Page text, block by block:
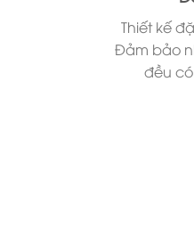
Thiết kế
Đảm bảo
đều